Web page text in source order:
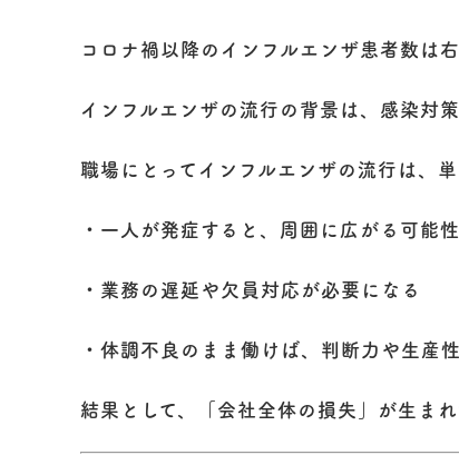
コロナ禍以降のインフルエンザ患者数は
インフルエンザの流行の背景は、感染対
職場にとってインフルエンザの流行は、
・一人が発症すると、周囲に広がる可能
・業務の遅延や欠員対応が必要になる
・体調不良のまま働けば、判断力や生産
結果として、「会社全体の損失」が生まれ